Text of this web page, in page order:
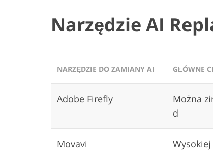
Narzędzie AI
NARZĘDZIE DO ZAMIANY AI GŁÓWNE
Adobe Firefly
Można
d
Movavi